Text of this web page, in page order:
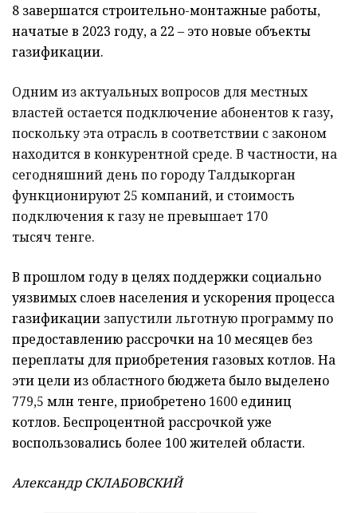
8 завершатся строительно-монтажные работы,
начатые в 2023 году, а 22 – это новые объекты
газификации.
Одним из актуальных вопросов для местных
властей остается подключение абонентов к газу,
поскольку эта отрасль в соответствии с законом
находится в конкурентной среде. В частности, на
сегодняшний день по городу Талдыкорган
функционируют 25 компаний, и стоимость
подключения к газу не превышает 170
тысяч тенге.
В прошлом году в целях поддержки социально
уязвимых слоев населения и ускорения процесса
газификации запустили льготную программупо
предоставлению рассрочки на 10 месяцев без
переплаты для приобретения газовых котлов. На
эти цели из областного бюджета было выделено
779,5 млн тенге, приобретено 1600 единиц
котлов.Беспроцентной рассрочкой уже
воспользовались более 100 жителей области.
Александр СКЛАБОВСКИЙ